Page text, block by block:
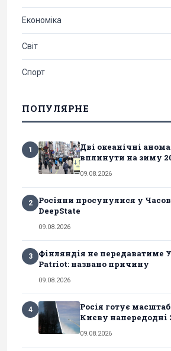
Економіка
Світ
Спорт
ПОПУЛЯРНЕ
1
Дві океанічні
вплинути на зиму
09.08.2026
2
Росіяни просунулися у
DeepState
09.08.2026
3
Фінляндія не передаватиме
Patriot: названо причину
09.08.2026
4
Росія готує
Києву напередодні
09.08.2026